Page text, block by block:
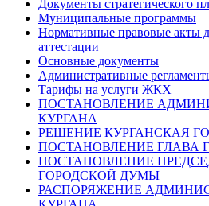
Документы стратегического
Муниципальные программы
Нормативные правовые акты
аттестации
Основные документы
Административные
Тарифы на услуги ЖКХ
ПОСТАНОВЛЕНИЕ
КУРГАНА
РЕШЕНИЕ КУРГАНСКАЯ
ПОСТАНОВЛЕНИЕ ГЛАВА
ПОСТАНОВЛЕНИЕ
ГОРОДСКОЙ ДУМЫ
РАСПОРЯЖЕНИЕ